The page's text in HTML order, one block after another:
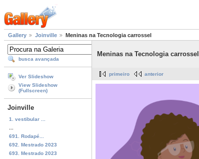
Gallery Joinville Meninas na Tecnologia carrossel
busca avançada
Ver Slideshow
View Slideshow
(Fullscreen)
Joinville
1. vestibular ...
691. Rodapé...
692. Mestrado 2023
693. Mestrado 2023
Meninas na Tecnologia carrossel
primeiro anterior